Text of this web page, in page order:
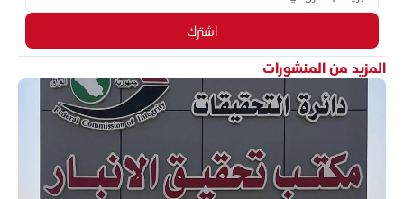
اشترك
المزيد من المنشورات